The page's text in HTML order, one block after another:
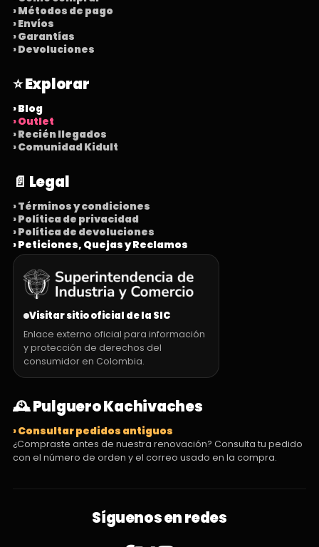
› Métodos de pago
› Envíos
› Garantías
› Devoluciones
⭐ Explorar
› Blog
› Outlet
› Recién llegados
› Comunidad Kidult
📄 Legal
› Términos y condiciones
› Política de privacidad
› Política de devoluciones
› Peticiones, Quejas y Reclamos
Visitar sitio oficial de la SIC
Enlace externo oficial para información
y protección de derechos del
consumidor en Colombia.
🕰️ Pulguero Kachivaches
› Consultar pedidos antiguos
¿Compraste antes de nuestra renovación? Consulta tu pedido
con el número de orden y el correo usado en la compra.
Síguenos en redes